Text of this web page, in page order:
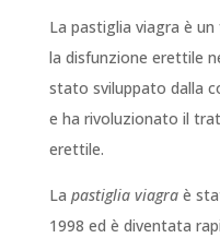
La pastiglia viagra è
la disfunzione erettile
stato sviluppato dalla
e ha rivoluzionato il
erettile.
La pastiglia viagraè
1998 ed è diventata